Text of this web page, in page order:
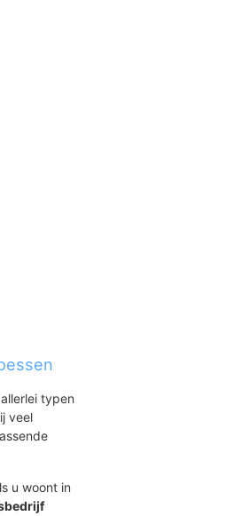
typen
veel
u woont in